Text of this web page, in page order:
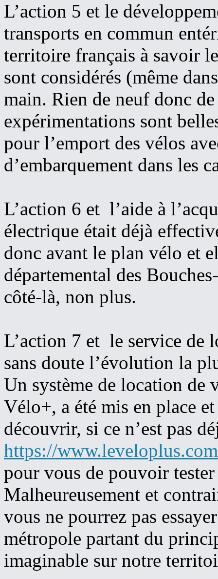
L’action 5 et le
transports en commun
territoire français à savoir
sont considérés (même
main. Rien de neuf donc
expérimentations sont
pour l’emport des vélos
d’embarquement dans les
L’action 6 et l’aide à
électrique était déjà
donc avant le plan vélo et
départemental des
côté-là, non plus.
L’action 7 et le service de
sans doute l’évolution la
Un système de location de
Vélo+, a été mis en place
découvrir, si ce n’est pas
https://
pour vous de pouvoir
Malheureusement et
vous ne pourrez pas
métropole partant du
imaginable sur notre